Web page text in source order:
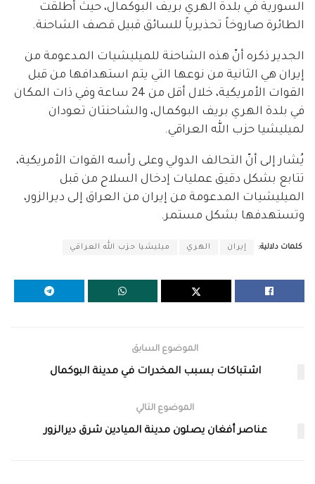
السورية في بلدة الهري بريف البوكمال، حيث أطلقت
الطائرة صاروخاً تحذيرياً للسائق قبيل قصف الشاحنة.
الجدير ذكره أنّ هذه الشاحنة للميليشيات المدعومة من
إيران هي الثانية من نوعها التي يتم استهدافها من قبل
القوات الأمريكية، خلال أقل من 24 ساعة وفي ذات المكان
في بلدة الهري بريف البوكمال، والشاحنتان تعودان
لميليشيا حزب الله العراقي.
يُشار إلى أنّ التحالف الدولي وعلى رأسه القوات الأمريكية،
تتابع بشكل دقيق عمليات إدخال السلاح من قبل
الميليشيات المدعومة من إيران من العراق إلى ديرالزور،
وتستهدفها بشكل مستمر.
كلمات دلالية: إيران الهري ميليشيا حزب الله العراقي
الموضوع السابق
اشتباكات بسبب المخدرات في مدينة البوكمال
الموضوع التالي
عناصر أفغان يصلون مدينة الميادين شرق ديرالزور